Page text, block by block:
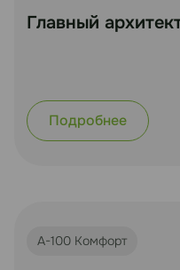
Главный
Подробнее
А-100 Комфорт